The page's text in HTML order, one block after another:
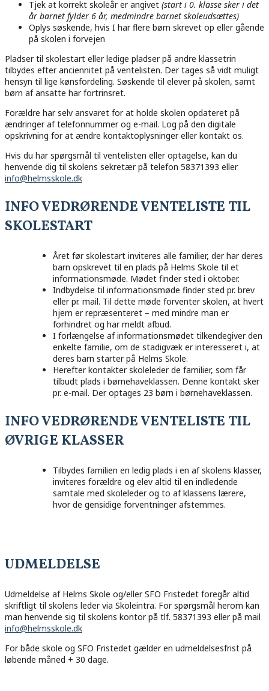
Tjek at korrekt skoleår er angivet (start i 0. klasse sker i det
år barnet fylder 6 år, medmindre barnet skoleudsættes)
Oplys søskende, hvis I har flere børn skrevet op eller gående
på skolen i forvejen
Pladser til skolestart eller ledige pladser på andre klassetrin
tilbydes efter anciennitet på ventelisten. Der tages så vidt muligt
hensyn til lige kønsfordeling. Søskende til elever på skolen, samt
børn af ansatte har fortrinsret.
Forældre har selv ansvaret for at holde skolen opdateret på
ændringer af telefonnummer og e-mail. Log på den digitale
opskrivning for at ændre kontaktoplysninger eller kontakt os.
Hvis du har spørgsmål til ventelisten eller optagelse, kan du
henvende dig til skolens sekretær på telefon 58371393 eller
info@helmsskole.dk
INFO VEDRØRENDE VENTELISTE TIL
SKOLESTART
Året før skolestart inviteres alle familier, der har deres
barn opskrevet til en plads på Helms Skole til et
informationsmøde. Mødet finder sted i oktober.
Indbydelse til informationsmøde finder sted pr. brev
eller pr. mail. Til dette møde forventer skolen, at hvert
hjem er repræsenteret – med mindre man er
forhindret og har meldt afbud.
I forlængelse af informationsmødet tilkendegiver den
enkelte familie, om de stadigvæk er interesseret i, at
deres barn starter på Helms Skole.
Herefter kontakter skoleleder de familier, som får
tilbudt plads i børnehaveklassen. Denne kontakt sker
pr. e-mail. Der optages 23 børn i børnehaveklassen.
INFO VEDRØRENDE VENTELISTE TIL
ØVRIGE KLASSER
Tilbydes familien en ledig plads i en af skolens klasser,
inviteres forældre og elev altid til en indledende
samtale med skoleleder og to af klassens lærere,
hvor de gensidige forventninger afstemmes.
UDMELDELSE
Udmeldelse af Helms Skole og/eller SFO Fristedet foregår altid
skriftligt til skolens leder via Skoleintra. For spørgsmål herom kan
man henvende sig til skolens kontor på tlf. 58371393 eller på mail
info@helmsskole.dk
For både skole og SFO Fristedet gælder en udmeldelsesfrist på
løbende måned + 30 dage.